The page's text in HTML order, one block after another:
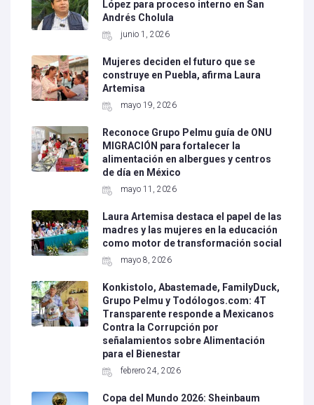
López para proceso interno en San
Andrés Cholula
junio 1, 2026
Mujeres deciden el futuro que se
construye en Puebla, afirma Laura
Artemisa
mayo 19, 2026
Reconoce Grupo Pelmu guía de ONU
MIGRACIÓN para fortalecer la
alimentación en albergues y centros
de día en México
mayo 11, 2026
Laura Artemisa destaca el papel de las
madres y las mujeres en la educación
como motor de transformación social
mayo 8, 2026
Konkistolo, Abastemade, FamilyDuck,
Grupo Pelmu y Todólogos.com: 4T
Transparente responde a Mexicanos
Contra la Corrupción por
señalamientos sobre Alimentación
para el Bienestar
febrero 24, 2026
Copa del Mundo 2026: Sheinbaum